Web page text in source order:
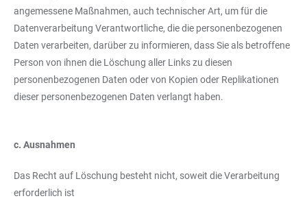
angemessene Maßnahmen, auch technischer Art, um für die
Datenverarbeitung Verantwortliche, die die personenbezogenen
Daten verarbeiten, darüber zu informieren, dass Sie als betroffene
Person von ihnen die Löschung aller Links zu diesen
personenbezogenen Daten oder von Kopien oder Replikationen
dieser personenbezogenen Daten verlangt haben.
c. Ausnahmen
Das Recht auf Löschung besteht nicht, soweit die Verarbeitung
erforderlich ist